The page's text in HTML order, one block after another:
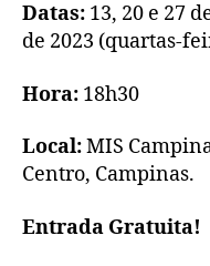
Datas: 13, 20 e 27
de 2023 (quartas-
Hora: 18h30
Local:MIS
Centro, Campinas.
Entrada Gratuita!